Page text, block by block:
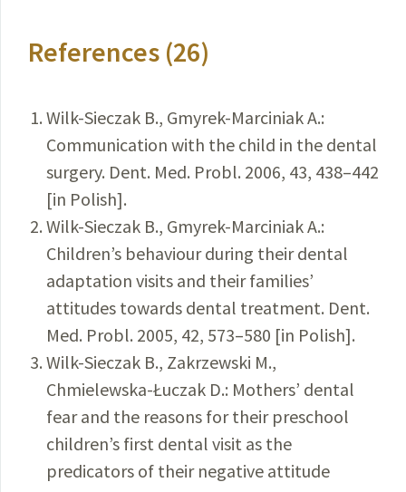
References (26)
Wilk-Sieczak B., Gmyrek-Marciniak A.:
Communication with the child in the dental
surgery. Dent. Med. Probl. 2006, 43, 438–442
[in Polish].
Wilk-Sieczak B., Gmyrek-Marciniak A.:
Children’s behaviour during their dental
adaptation visits and their families’
attitudes towards dental treatment. Dent.
Med. Probl. 2005, 42, 573–580 [in Polish].
Wilk-Sieczak B., Zakrzewski M.,
Chmielewska-Łuczak D.: Mothers’ dental
fear and the reasons for their preschool
children’s first dental visit as the
predicators of their negative attitude